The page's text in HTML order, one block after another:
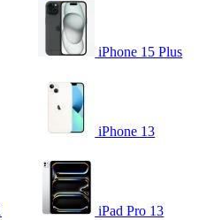
iPhone 15 Plus
iPhone 13
iPad Pro 13